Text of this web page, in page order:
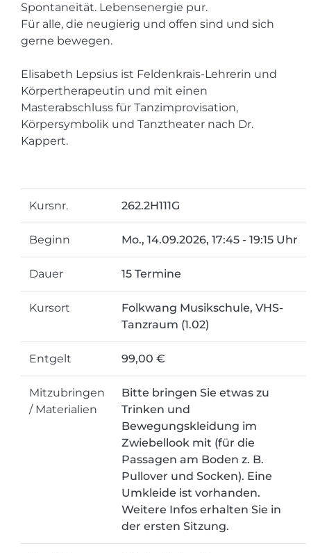
Spontaneität. Lebensenergie pur.
Für alle, die neugierig und offen sind und sich
gerne bewegen.
Elisabeth Lepsius ist Feldenkrais-Lehrerin und
Körpertherapeutin und mit einen
Masterabschluss für Tanzimprovisation,
Körpersymbolik und Tanztheater nach Dr.
Kappert.
Kursnr. 262.2H111G
Beginn Mo., 14.09.2026, 17:45 - 19:15 Uhr
Dauer 15 Termine
Kursort
Folkwang Musikschule, VHS-
Tanzraum (1.02)
Entgelt 99,00 €
Mitzubringen
/ Materialien
Bitte bringen Sie etwas zu
Trinken und
Bewegungskleidung im
Zwiebellook mit (für die
Passagen am Boden z. B.
Pullover und Socken). Eine
Umkleide ist vorhanden.
Weitere Infos erhalten Sie in
der ersten Sitzung.